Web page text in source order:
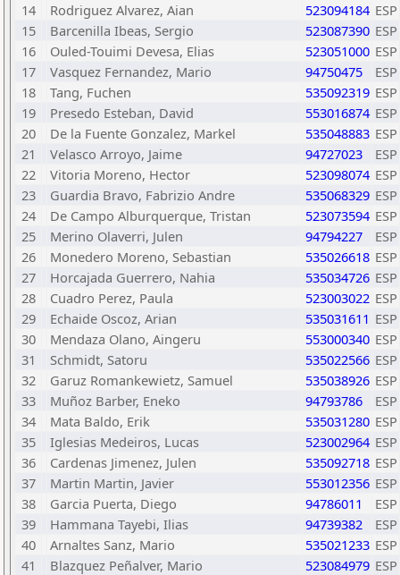
14
Rodriguez Alvarez, Aian 523094184 ESP
15
Barcenilla Ibeas, Sergio 523087390 ESP
16
Ouled-Touimi Devesa, Elias 523051000 ESP
17
Vasquez Fernandez, Mario 94750475
ESP
18
Tang, Fuchen 535092319 ESP
19
Presedo Esteban, David 553016874 ESP
20
De la Fuente Gonzalez, Markel 535048883 ESP
21
Velasco Arroyo, Jaime 94727023
ESP
22
Vitoria Moreno, Hector 523098074 ESP
23
Guardia Bravo, Fabrizio Andre 535068329 ESP
24
De Campo Alburquerque, Tristan 523073594 ESP
25
Merino Olaverri, Julen 94794227
ESP
26
Monedero Moreno, Sebastian 535026618 ESP
27
Horcajada Guerrero, Nahia 535034726 ESP
28
Cuadro Perez, Paula 523003022 ESP
29
Echaide Oscoz, Arian 535031611 ESP
30
Mendaza Olano, Aingeru 553000340 ESP
31
Schmidt, Satoru 535022566 ESP
32
Garuz Romankewietz, Samuel 535038926 ESP
33
Muñoz Barber, Eneko 94793786
ESP
34
Mata Baldo, Erik 535031280 ESP
35
Iglesias Medeiros, Lucas 523002964 ESP
36
Cardenas Jimenez, Julen 535092718 ESP
37
Martin Martin, Javier 553012356 ESP
38
Garcia Puerta, Diego 94786011
ESP
39
Hammana Tayebi, Ilias 94739382
ESP
40
Arnaltes Sanz, Mario 535021233 ESP
41
Blazquez Peñalver, Mario 523084979 ESP